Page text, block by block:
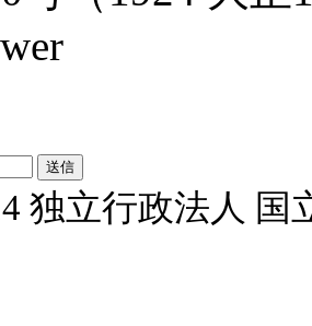
独立行政法人 国